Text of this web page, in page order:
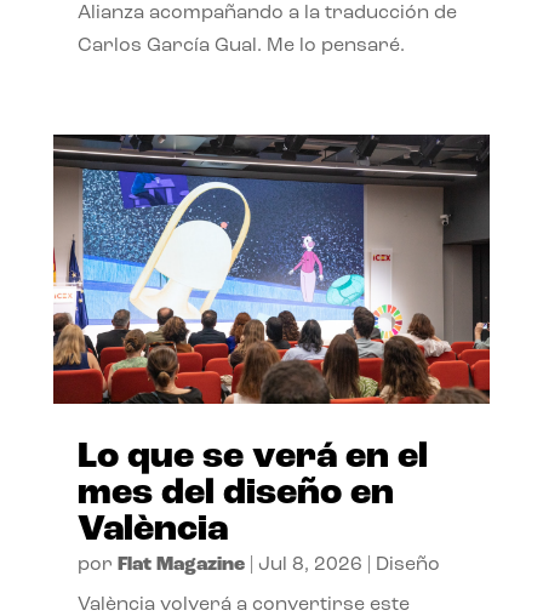
Alianza acompañando a la traducción de
Carlos García Gual. Me lo pensaré.
Lo que se verá en el
mes del diseño en
València
por Flat Magazine| Jul 8, 2026 Diseño
València volverá a convertirse este